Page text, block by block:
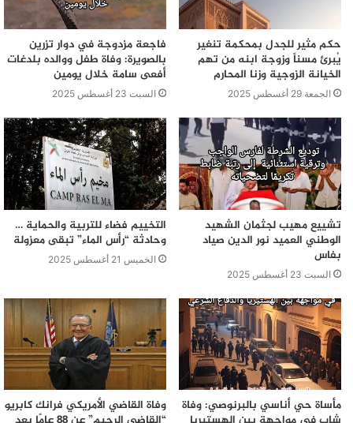
حكم مثير للجدل بمحكمة تنغير
يُبرئ مسناً وزوجة ابنه من تهم
الخيانة الزوجية وزنا المحارم
الجمعة 29 أغسطس 2025
فاجعة مزدوجة في دوار تزرين
بالصويرة: وفاة طفل ووالده بلدغات
أفعى سامة خلال يومين
السبت 23 أغسطس 2025
تشييع مهيب لجثمان الشهيد
الوطني العميد نور الدين صياد
بفاس
السبت 23 أغسطس 2025
التخييم فضاء للتربية والحماية …
وحادثة “رأس الماء” تبقى معزولة
الخميس 21 أغسطس 2025
مأساة حي أناسي بالبرنوصي: وفاة
وفاة القاضي الأمريكي فرانك كابريو